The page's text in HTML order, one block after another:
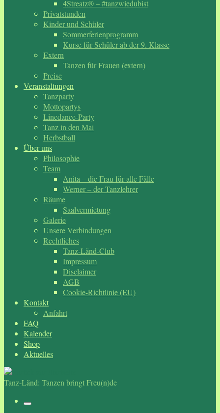
4Streatz® – #tanzwiedubist
Privatstunden
Kinder und Schüler
Sommerferienprogramm
Kurse für Schüler ab der 9. Klasse
Extern
Tanzen für Frauen (extern)
Preise
Veranstaltungen
Tanzparty
Mottopartys
Linedance-Party
Tanz in den Mai
Herbstball
Über uns
Philosophie
Team
Anita – die Frau für alle Fälle
Werner – der Tanzlehrer
Räume
Saalvermietung
Galerie
Unsere Verbindungen
Rechtliches
Tanz-Länd-Club
Impressum
Disclaimer
AGB
Cookie-Richtlinie (EU)
Kontakt
Anfahrt
FAQ
Kalender
Shop
Aktuelles
Tanz-Länd: Tanzen bringt Freu(n)de
Menü